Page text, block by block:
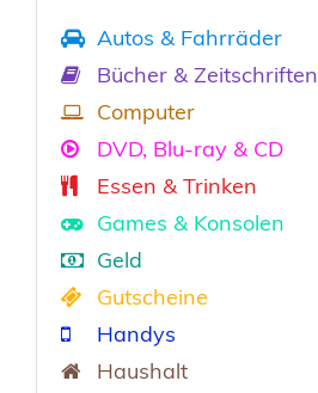
Autos & Fahrräder
Bücher & Zeitschriften
Computer
DVD, Blu-ray & CD
Essen & Trinken
Games & Konsolen
Geld
Gutscheine
Handys
Haushalt